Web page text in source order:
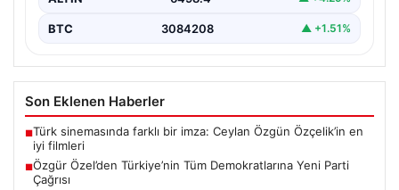
BTC 3084208 ▲ +1.51%
Son Eklenen Haberler
■Türk sinemasında farklı bir imza: Ceylan Özgün Özçelik’in en
iyi filmleri
■Özgür Özel’den Türkiye’nin Tüm Demokratlarına Yeni Parti
Çağrısı